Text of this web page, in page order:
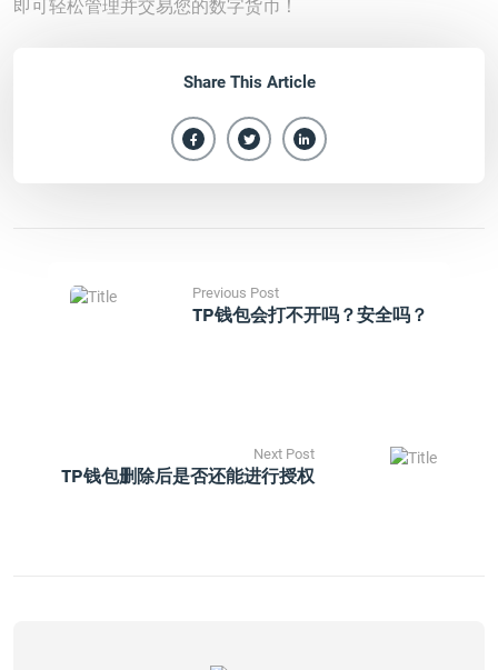
即可轻松管理并交易您的数字货币！
Share This Article
Previous Post
TP钱包会打不开吗？安全吗？
Next Post
TP钱包删除后是否还能进行授权